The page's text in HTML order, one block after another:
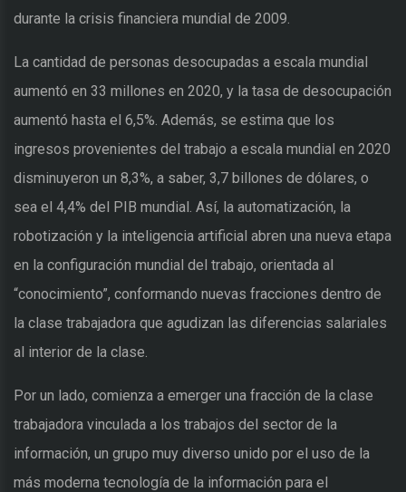
durante la crisis financiera mundial de 2009.
La cantidad de personas desocupadas a escala mundial
aumentó en 33 millones en 2020, y la tasa de desocupación
aumentó hasta el 6,5%. Además, se estima que los
ingresos provenientes del trabajo a escala mundial en 2020
disminuyeron un 8,3%, a saber, 3,7 billones de dólares, o
sea el 4,4% del PIB mundial. Así, la automatización, la
robotización y la inteligencia artificial abren una nueva etapa
en la configuración mundial del trabajo, orientada al
“conocimiento”, conformando nuevas fracciones dentro de
la clase trabajadora que agudizan las diferencias salariales
al interior de la clase.
Por un lado, comienza a emerger una fracción de la clase
trabajadora vinculada a los trabajos del sector de la
información, un grupo muy diverso unido por el uso de la
más moderna tecnología de la información para el